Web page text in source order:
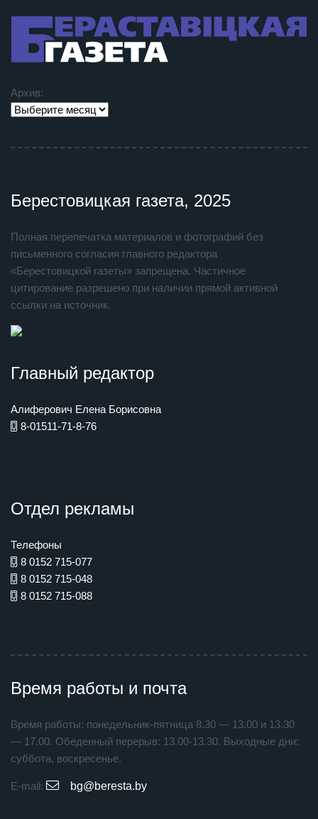
Архив:
Берестовицкая газета, 2025
Полная перепечатка материалов и фотографий без
письменного согласия главного редактора
«Берестовицкой газеты» запрещена. Частичное
цитирование разрешено при наличии прямой активной
ссылки на источник.
Главный редактор
Алиферович Елена Борисовна
8-01511-71-8-76
Отдел рекламы
Телефоны
8 0152 715-077
8 0152 715-048
8 0152 715-088
Время работы и почта
Время работы: понедельник-пятница 8.30 — 13.00 и 13.30
— 17.00. Обеденный перерыв: 13.00-13.30. Выходные дни:
суббота, воскресенье.
E-mail: bg@beresta.by